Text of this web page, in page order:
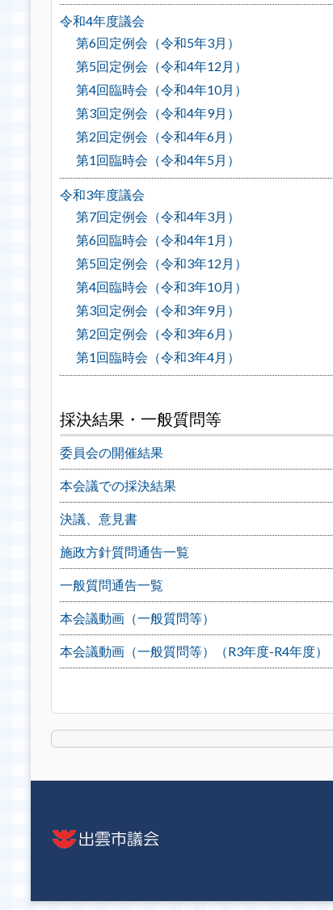
令和4年度議会
第6回定例会（令和5年3月）
第5回定例会（令和4年12月）
第4回臨時会（令和4年10月）
第3回定例会（令和4年9月）
第2回定例会（令和4年6月）
第1回臨時会（令和4年5月）
令和3年度議会
第7回定例会（令和4年3月）
第6回臨時会（令和4年1月）
第5回定例会（令和3年12月）
第4回臨時会（令和3年10月）
第3回定例会（令和3年9月）
第2回定例会（令和3年6月）
第1回臨時会（令和3年4月）
採決結果・一般質問等
委員会の開催結果
本会議での採決結果
決議、意見書
施政方針質問通告一覧
一般質問通告一覧
本会議動画（一般質問等）
本会議動画（一般質問等）（R3年度-R4年度）